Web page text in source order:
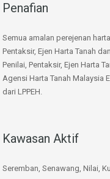
Penafian
Semua amalan perejenan
Pentaksir, Ejen Harta Tanah
Penilai, Pentaksir, Ejen Harta
Agensi Harta Tanah Malaysia
dari LPPEH.
Kawasan Aktif
Seremban, Senawang, Nilai,